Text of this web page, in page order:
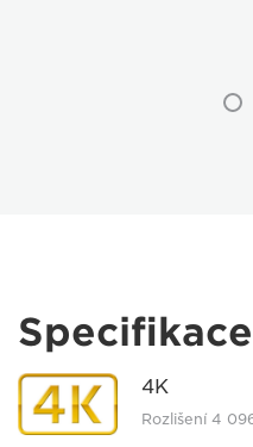
Specifikace
4K
Rozlišení 4